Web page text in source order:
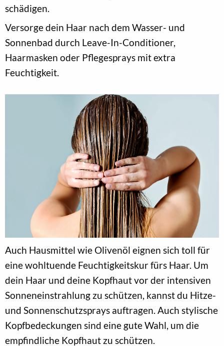
schädigen.
Versorge dein Haar nach dem Wasser- und
Sonnenbad durch Leave-In-Conditioner,
Haarmasken oder Pflegesprays mit extra
Feuchtigkeit.
Auch Hausmittel wie Olivenöl eignen sich toll für
eine wohltuende Feuchtigkeitskur fürs Haar. Um
dein Haar und deine Kopfhaut vor der intensiven
Sonneneinstrahlung zu schützen, kannst du Hitze-
und Sonnenschutzsprays auftragen. Auch stylische
Kopfbedeckungen sind eine gute Wahl, um die
empfindliche Kopfhaut zu schützen.